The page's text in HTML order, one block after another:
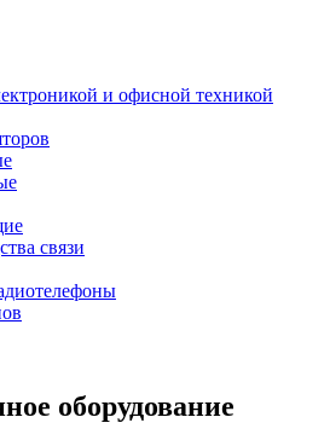
и офисной техникой
связи
оборудование